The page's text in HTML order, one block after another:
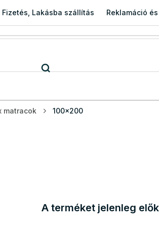
Fizetés, Lakásba szállítás Reklamáció
matracok 100x200
A terméket jelenleg